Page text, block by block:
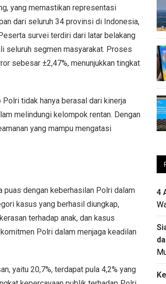
yang memastikan representasi
dari seluruh 34 provinsi di Indonesia,
survei terdiri dari latar belakang
seluruh segmen masyarakat. Proses
sebesar ±2,47%, menunjukkan tingkat
tidak hanya berasal dari kinerja
melindungi kelompok rentan. Dengan
yang mampu mengatasi
puas dengan keberhasilan Polri dalam
kasus yang berhasil diungkap,
terhadap anak, dan kasus
Polri dalam menjaga keadilan
yaitu 20,7%, terdapat pula 4,2% yang
4